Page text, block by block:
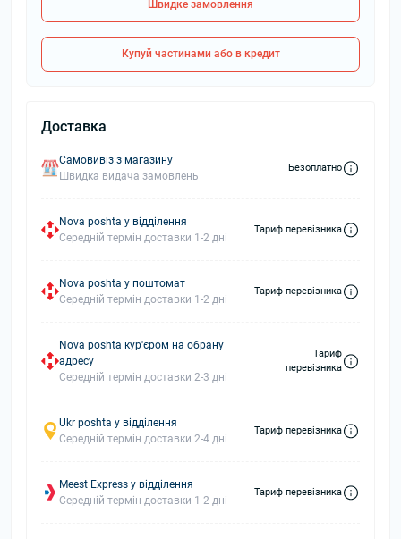
Швидке замовлення
Купуй частинами або в кредит
Доставка
Самовивіз з магазину
Швидка видача замовлень
Безоплатно
Nova poshta у відділення
Середній термін доставки 1-2 дні
Тариф перевізника
Nova poshta у поштомат
Середній термін доставки 1-2 дні
Тариф перевізника
Nova poshta кур'єром на обрану
адресу
Середній термін доставки 2-3 дні
Тариф
перевізника
Ukr poshta у відділення
Середній термін доставки 2-4 дні
Тариф перевізника
Meest Express у відділення
Середній термін доставки 1-2 дні
Тариф перевізника